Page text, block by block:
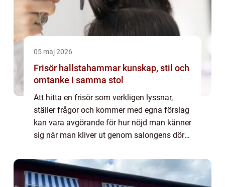
05 maj 2026
Frisör hallstahammar kunskap, stil och
omtanke i samma stol
Att hitta en frisör som verkligen lyssnar,
ställer frågor och kommer med egna förslag
kan vara avgörande för hur nöjd man känner
sig när man kliver ut genom salongens dörr.
bara till med klippning och färg, ut...